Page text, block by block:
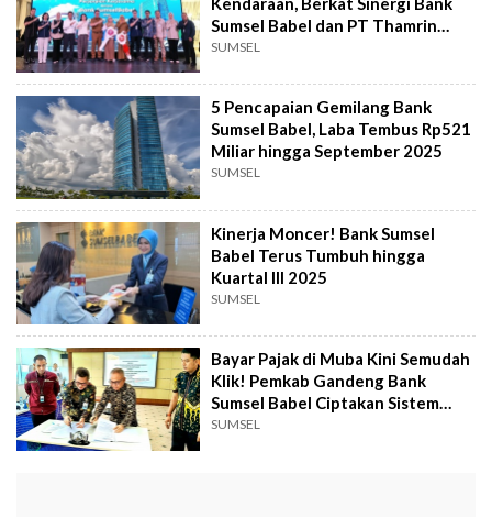
Sumsel Babel dan PT Thamrin
Brothers
SUMSEL
5 Pencapaian Gemilang Bank
Sumsel Babel, Laba Tembus Rp521
Miliar hingga September 2025
SUMSEL
Kinerja Moncer! Bank Sumsel
Babel Terus Tumbuh hingga
Kuartal III 2025
SUMSEL
Bayar Pajak di Muba Kini Semudah
Klik! Pemkab Gandeng Bank
Sumsel Babel Ciptakan Sistem
Digital
SUMSEL